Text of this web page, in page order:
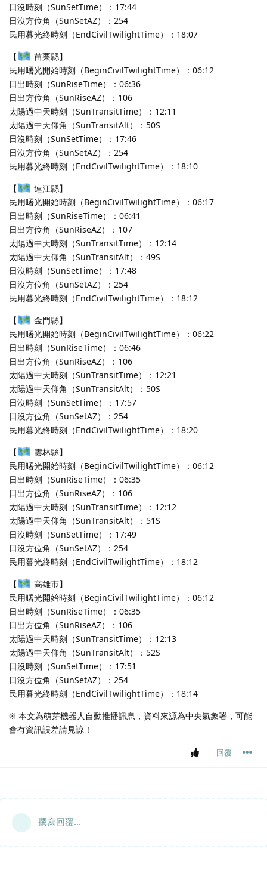
日沒時刻（SunSetTime）：17:44
日沒方位角（SunSetAZ）：254
民用暮光終時刻（EndCivilTwilightTime）：18:07
【
苗栗縣】
民用曙光開始時刻（BeginCivilTwilightTime）：06:12
日出時刻（SunRiseTime）：06:36
日出方位角（SunRiseAZ）：106
太陽過中天時刻（SunTransitTime）：12:11
太陽過中天仰角（SunTransitAlt）：50S
日沒時刻（SunSetTime）：17:46
日沒方位角（SunSetAZ）：254
民用暮光終時刻（EndCivilTwilightTime）：18:10
【
連江縣】
民用曙光開始時刻（BeginCivilTwilightTime）：06:17
日出時刻（SunRiseTime）：06:41
日出方位角（SunRiseAZ）：107
太陽過中天時刻（SunTransitTime）：12:14
太陽過中天仰角（SunTransitAlt）：49S
日沒時刻（SunSetTime）：17:48
日沒方位角（SunSetAZ）：254
民用暮光終時刻（EndCivilTwilightTime）：18:12
【
金門縣】
民用曙光開始時刻（BeginCivilTwilightTime）：06:22
日出時刻（SunRiseTime）：06:46
日出方位角（SunRiseAZ）：106
太陽過中天時刻（SunTransitTime）：12:21
太陽過中天仰角（SunTransitAlt）：50S
日沒時刻（SunSetTime）：17:57
日沒方位角（SunSetAZ）：254
民用暮光終時刻（EndCivilTwilightTime）：18:20
【
雲林縣】
民用曙光開始時刻（BeginCivilTwilightTime）：06:12
日出時刻（SunRiseTime）：06:35
日出方位角（SunRiseAZ）：106
太陽過中天時刻（SunTransitTime）：12:12
太陽過中天仰角（SunTransitAlt）：51S
日沒時刻（SunSetTime）：17:49
日沒方位角（SunSetAZ）：254
民用暮光終時刻（EndCivilTwilightTime）：18:12
【
高雄市】
民用曙光開始時刻（BeginCivilTwilightTime）：06:12
日出時刻（SunRiseTime）：06:35
日出方位角（SunRiseAZ）：106
太陽過中天時刻（SunTransitTime）：12:13
太陽過中天仰角（SunTransitAlt）：52S
日沒時刻（SunSetTime）：17:51
日沒方位角（SunSetAZ）：254
民用暮光終時刻（EndCivilTwilightTime）：18:14
※ 本文為萌芽機器人自動推播訊息，資料來源為中央氣象署，可能
會有資訊誤差請見諒！
回覆
撰寫回覆...